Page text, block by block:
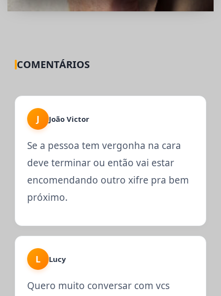
COMENTÁRIOS
J João Victor
Se a pessoa tem vergonha na cara
deve terminar ou então vai estar
encomendando outro xifre pra bem
próximo.
L Lucy
Quero muito conversar com vcs